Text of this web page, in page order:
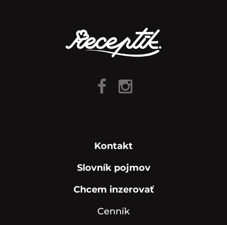
Kontakt
Slovník pojmov
Chcem inzerovať
Cenník